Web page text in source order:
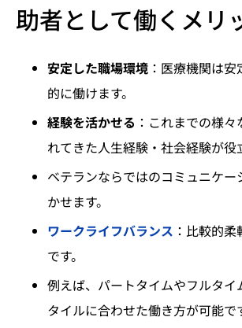
助者として働くメリ
安定した職場環境 ：医療機関は
的に働けます。
経験を活かせる ：これまでの様
れてきた人生経験・社会経験が役
ベテランならではのコミュニケ
かせます。
ワークライフバランス ：比較的
です。
例えば、パートタイムやフルタイ
タイルに合わせた働き方が可能で